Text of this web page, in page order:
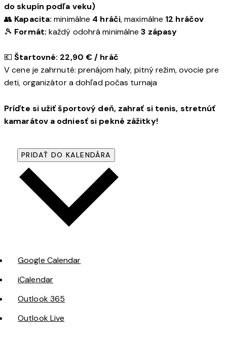
do skupín podľa veku)
👥 Kapacita: minimálne 4 hráči, maximálne 12 hráčov
🎾 Formát: každý odohrá minimálne3 zápasy
💶Štartovné: 22,90 € / hráč
V cene je zahrnuté: prenájom haly, pitný režim, ovocie pre
deti, organizátor a dohľad počas turnaja
Príďte si užiť športový deň, zahrať si tenis, stretnúť
kamarátov a odniesť si pekné zážitky!
PRIDAŤ DO KALENDÁRA
Google Calendar
iCalendar
Outlook 365
Outlook Live